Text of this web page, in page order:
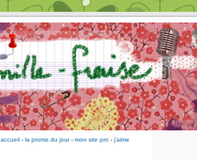
accueil- la promo du jour- mon site pro- j'aime